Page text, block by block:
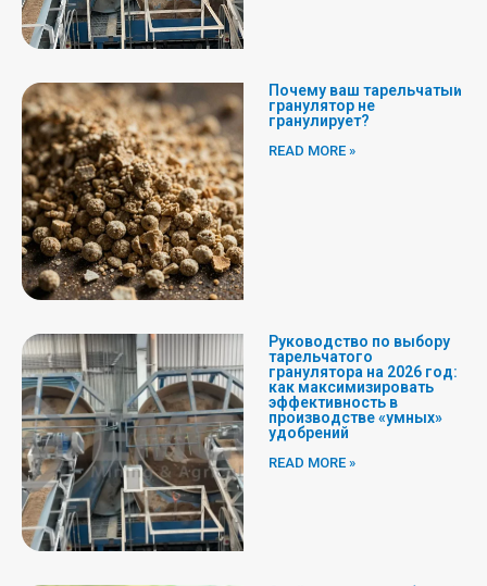
Почему ваш тарельчатый
гранулятор не
гранулирует?
READ MORE »
Руководство по выбору
тарельчатого
гранулятора на 2026 год:
как максимизировать
эффективность в
производстве «умных»
удобрений
READ MORE »